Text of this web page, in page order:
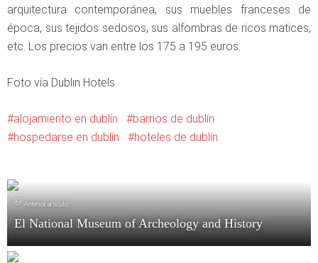
arquitectura contemporánea, sus muebles franceses de
época, sus tejidos sedosos, sus alfombras de ricos matices,
etc. Los precios van entre los 175 a 195 euros.
Foto vía Dublin Hotels
alojamiento en dublín
barrios de dublín
hospedarse en dublín
hoteles de dublín
Anterior artículo
El National Museum of Archeology and History